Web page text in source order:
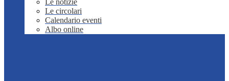
Le notizie
Le circolari
Calendario eventi
Albo online